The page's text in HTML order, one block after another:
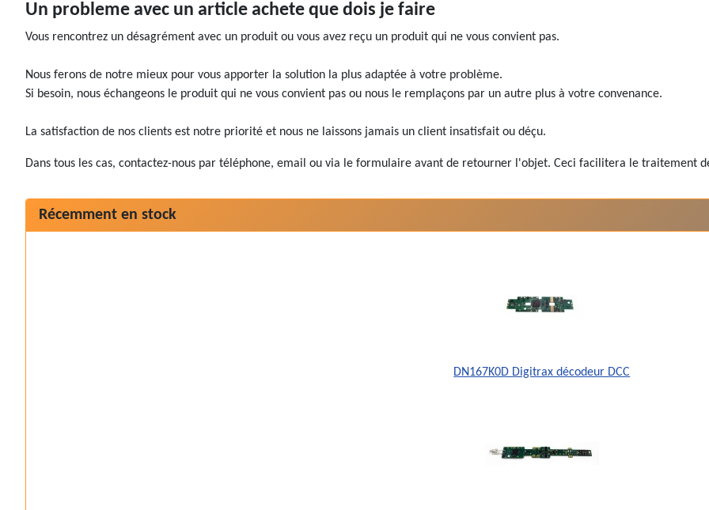
Un probleme avec un article achete que dois je faire
Vous rencontrez un désagrément avec un produit ou vous avez reçu un produit qui ne vous convient pas.
Nous ferons de notre mieux pour vous apporter la solution la plus adaptée à votre problème.
Si besoin, nous échangeons le produit qui ne vous convient pas ou nous le remplaçons par un autre plus à votre convenance.
La satisfaction de nos clients est notre priorité et nous ne laissons jamais un client insatisfait ou déçu.
Dans tous les cas, contactez-nous par téléphone, email ou via le formulaire avant de retourner l'objet. Ceci facilitera le traitement
Récemment en stock
DN167K0D Digitrax décodeur DCC